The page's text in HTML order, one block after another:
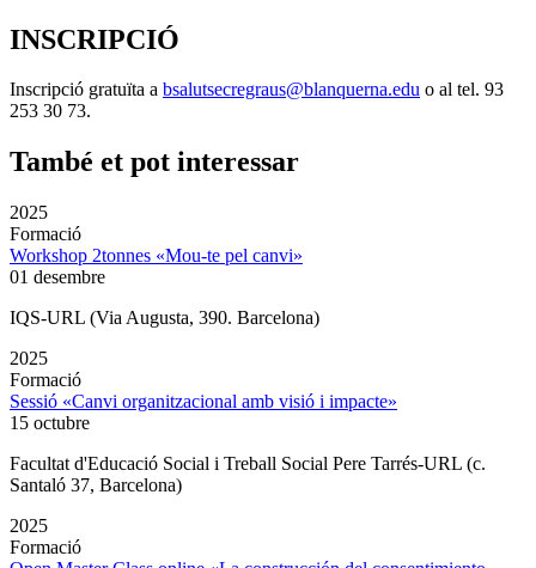
INSCRIPCIÓ
Inscripció gratuïta a bsalutsecregraus@blanquerna.edu o al tel. 93
253 30 73.
També et pot interessar
2025
Formació
Workshop 2tonnes «Mou-te pel canvi»
01 desembre
IQS-URL (Via Augusta, 390. Barcelona)
2025
Formació
Sessió «Canvi organitzacional amb visió i impacte»
15 octubre
Facultat d'Educació Social i Treball Social Pere Tarrés-URL (c.
Santaló 37, Barcelona)
2025
Formació